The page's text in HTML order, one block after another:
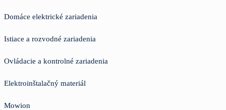
Domáce elektrické zariadenia
Istiace a rozvodné zariadenia
Ovládacie a kontrolné zariadenia
Elektroinštalačný materiál
Mowion